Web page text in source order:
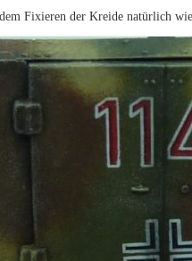
Fixieren der Kreide natürlich